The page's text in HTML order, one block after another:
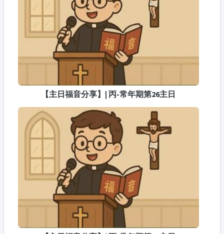
【主日福音分享】| 丙-常年期第26主日